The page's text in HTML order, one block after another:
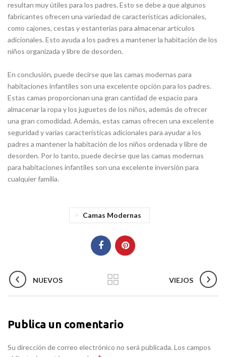
resultan muy útiles para los padres. Esto se debe a que algunos
fabricantes ofrecen una variedad de características adicionales,
como cajones, cestas y estanterías para almacenar artículos
adicionales. Esto ayuda a los padres a mantener la habitación de los
niños organizada y libre de desorden.
En conclusión, puede decirse que las camas modernas para
habitaciones infantiles son una excelente opción para los padres.
Estas camas proporcionan una gran cantidad de espacio para
almacenar la ropa y los juguetes de los niños, además de ofrecer
una gran comodidad. Además, estas camas ofrecen una excelente
seguridad y varias características adicionales para ayudar a los
padres a mantener la habitación de los niños ordenada y libre de
desorden. Por lo tanto, puede decirse que las camas modernas
para habitaciones infantiles son una excelente inversión para
cualquier familia.
Camas Modernas
NUEVOS VIEJOS
Publica un comentario
Su dirección de correo electrónico no será publicada. Los campos